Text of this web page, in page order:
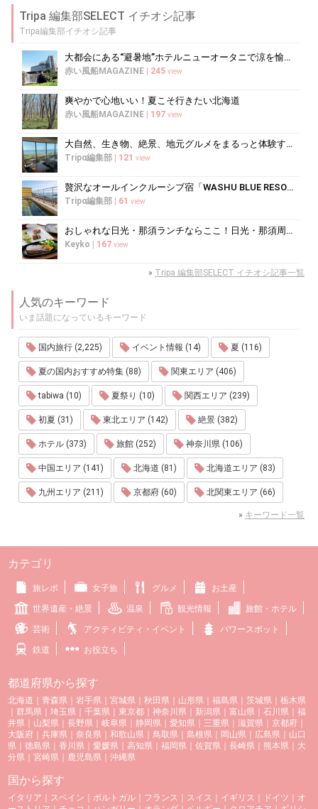
Tripa 編集部SELECT イチオシ記事
Tripa編集部イチオシ記事
大都会にある“避暑地”ホテルニューオータニで涼を愉しむ
赤い風船MAGAZINE | 245 view
爽やかで心地いい！夏こそ行きたい北海道
赤い風船MAGAZINE | 197 view
大自然、生き物、絶景、地元グルメをまるっと体験する「湘南西エリア」
Tripα編集部 | 121 view
贅沢なオールインクルーシブ宿「WASHU BLUE RESORT 風籠」で...
Tripα編集部 | 61 view
おしゃれな日光・那須ランチならここ！日光・那須周辺のおすすめレストラン10選
Keyko | 167 view
» Tripa 編集部SELECT イチオシ記事一覧
人気のキーワード
いま話題になっているキーワード
国内旅行 (2,225) イベント情報 (14) 夏 (116)
夏の国内おすすめ特集 (88) 関東エリア (406)
tabiwa (10) 夏祭り (10) 関西エリア (239)
初夏 (31) 東北エリア (142) 絶景 (382)
ホテル (373) 旅館 (252) 神奈川県 (106)
中国エリア (141) 北海道 (81) 北海道エリア (83)
九州エリア (211) 京都府 (60) 北関東エリア (66)
» キーワード一覧
カテゴリ
旅レポ 女子旅 グルメ お土産
世界遺産・絶景 温泉 観光情報 旅館・ホテル
芸術 アクティビティ・イベント パワースポット
鉄道 お役立ち
都道府県から探す
北海道 ｜青森県 ｜岩手県 ｜宮城県 ｜秋田県 ｜ 山形県 ｜福島県 ｜茨城県 ｜栃木県
｜ 群馬県 ｜埼玉県 ｜千葉県 ｜ 東京都 ｜神奈川県 ｜ 新潟県 ｜富山県 ｜石川県 ｜福
井県 ｜ 山梨県 ｜長野県 ｜岐阜県 ｜静岡県 ｜愛知県 ｜ 三重県 ｜滋賀県 ｜京都府 ｜
大阪府 ｜兵庫県 ｜奈良県 ｜和歌山県 ｜鳥取県 ｜島根県 ｜ 岡山県 ｜ 広島県 ｜ 山口
県 ｜徳島県 ｜香川県 ｜愛媛県 ｜高知県 ｜福岡県 ｜佐賀県 ｜長崎県 ｜ 熊本県 ｜ 大
分県 ｜宮崎県 ｜ 鹿児島県 ｜沖縄県
国から探す
イタリア ｜ スペイン ｜ポルトガル ｜ フランス ｜ スイス ｜ イギリス ｜ ドイツ ｜ オ